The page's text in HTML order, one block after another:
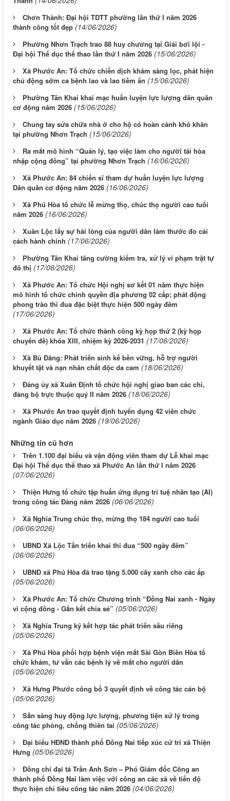
Chơn Thành: Đại hội TDTT phường lần thứ I năm 2026
thành công tốt đẹp (14/06/2026)
Phường Nhơn Trạch trao 88 huy chương tại Giải bơi lội -
Đại hội Thể dục thể thao lần thứ I năm 2026 (15/06/2026)
Xã Phước An: Tổ chức chiến dịch khám sàng lọc, phát hiện
chủ động sớm ca bệnh lao và lao tiềm ẩn (15/06/2026)
Phường Tân Khai khai mạc huấn luyện lực lượng dân quân
cơ động năm 2026 (15/06/2026)
Chung tay sửa chữa nhà ở cho hộ có hoàn cảnh khó khăn
tại phường Nhơn Trạch (15/06/2026)
Ra mắt mô hình “Quản lý, tạo việc làm cho người tái hòa
nhập cộng đồng” tại phường Nhơn Trạch (16/06/2026)
Xã Phước An: 84 chiến sĩ tham dự huấn luyện lực lượng
Dân quân cơ động năm 2026 (16/06/2026)
Xã Phú Hòa tổ chức lễ mừng thọ, chúc thọ người cao tuổi
năm 2026 (16/06/2026)
Xuân Lộc lấy sự hài lòng của người dân làm thước đo cải
cách hành chính (17/06/2026)
Phường Tân Khai tăng cường kiểm tra, xử lý vi phạm trật tự
đô thị (17/06/2026)
Xã Phước An: Tổ chức Hội nghị sơ kết 01 năm thực hiện
mô hình tổ chức chính quyền địa phương 02 cấp; phát động
phong trào thi đua đặc biệt thực hiện 500 ngày đêm
(17/06/2026)
Xã Phước An: Tổ chức thành công kỳ họp thứ 2 (kỳ họp
chuyên đề) khóa XIII, nhiệm kỳ 2026-2031 (17/06/2026)
Xã Bù Đăng: Phát triển sinh kế bền vững, hỗ trợ người
khuyết tật và nạn nhân chất độc da cam (18/06/2026)
Đảng ủy xã Xuân Định tổ chức hội nghị giao ban các chi,
đảng bộ trực thuộc quý II năm 2026 (18/06/2026)
Xã Phước An trao quyết định tuyển dụng 42 viên chức
ngành Giáo dục năm 2026 (19/06/2026)
Những tin cũ hơn
Trên 1.100 đại biểu và vận động viên tham dự Lễ khai mạc
Đại hội Thể dục thể thao xã Phước An lần thứ I năm 2026
(07/06/2026)
Thiện Hưng tổ chức tập huấn ứng dụng trí tuệ nhân tạo (AI)
trong công tác Đảng năm 2026 (06/06/2026)
Xã Nghĩa Trung chúc thọ, mừng thọ 184 người cao tuổi
(06/06/2026)
UBND Xã Lộc Tấn triển khai thi đua “500 ngày đêm”
(06/06/2026)
UBND xã Phú Hòa đã trao tặng 5.000 cây xanh cho các ấp
(05/06/2026)
Xã Phước An: Tổ chức Chương trình “Đồng Nai xanh - Ngày
vì cộng đồng - Gắn kết chia sẻ” (05/06/2026)
Xã Nghĩa Trung ký kết hợp tác phát triển sầu riêng
(05/06/2026)
Xã Phú Hòa phối hợp bệnh viện mắt Sài Gòn Biên Hòa tổ
chức khám, tư vấn các bệnh lý về mắt cho người dân
(05/06/2026)
Xã Hưng Phước công bố 3 quyết định về công tác cán bộ
(05/06/2026)
Sẵn sàng huy động lực lượng, phương tiện xử lý trong
công tác phòng, chống thiên tai (05/06/2026)
Đại biểu HĐND thành phố Đồng Nai tiếp xúc cử tri xã Thiện
Hưng (05/06/2026)
Đồng chí đại tá Trần Anh Sơn – Phó Giám đốc Công an
thành phố Đồng Nai làm việc với công an các xã về tiến độ
thực hiện chỉ tiêu công tác năm 2026 (04/06/2026)